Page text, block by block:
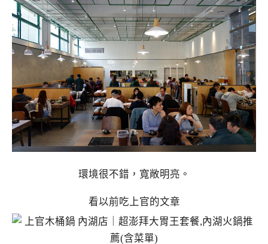
環境很不錯，寬敞明亮。
看以前吃上官的文章